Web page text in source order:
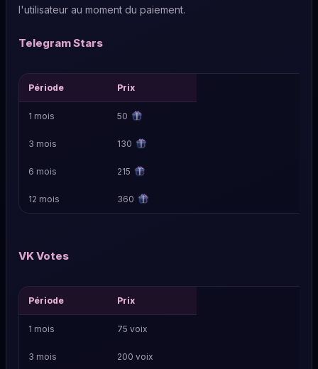
l'utilisateur au moment du paiement.
Telegram Stars
Période Prix
1 mois 50
3 mois 130
6 mois 215
12 mois 360
VK Votes
Période Prix
1 mois 75 voix
3 mois 200 voix